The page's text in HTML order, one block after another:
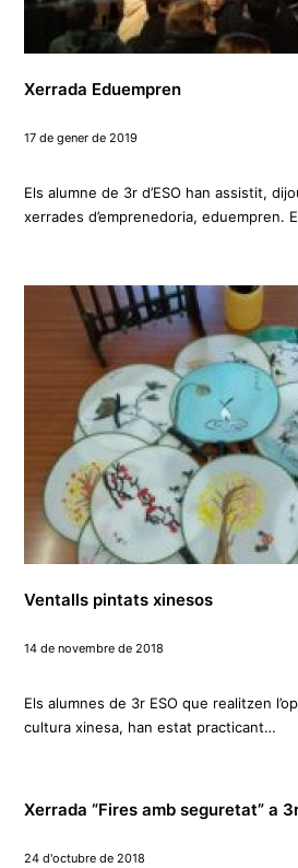
Xerrada Eduempren
17 de gener de 2019
Els alumne de 3r d’ESO han assistit,
xerrades d’emprenedoria, eduempren.
Ventalls pintats xinesos
14 de novembre de 2018
Els alumnes de 3r ESO que realitzen
cultura xinesa, han estat practicant…
Xerrada “Fires amb seguretat” a
24 d'octubre de 2018